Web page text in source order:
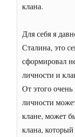
клана.
Для себя я
Сталина, это
сформировал
личности и
От этого
личности
клане, может
клана,